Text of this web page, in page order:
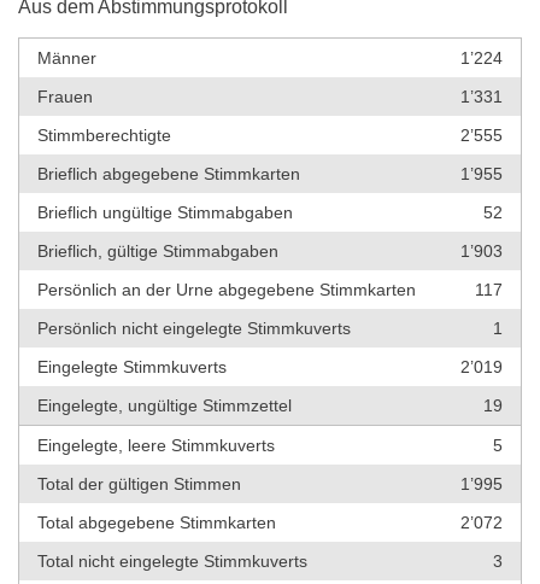
Aus dem Abstimmungsprotokoll
Männer
1’224
Frauen
1’331
Stimmberechtigte
2’555
Brieflich abgegebene Stimmkarten
1’955
Brieflich ungültige Stimmabgaben
52
Brieflich, gültige Stimmabgaben
1’903
Persönlich an der Urne abgegebene Stimmkarten
117
Persönlich nicht eingelegte Stimmkuverts
1
Eingelegte Stimmkuverts
2’019
Eingelegte, ungültige Stimmzettel
19
Eingelegte, leere Stimmkuverts
5
Total der gültigen Stimmen
1’995
Total abgegebene Stimmkarten
2’072
Total nicht eingelegte Stimmkuverts
3